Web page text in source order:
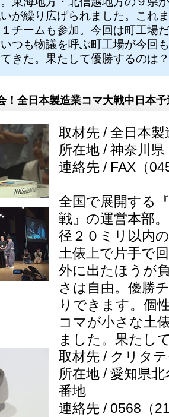
が繰り広げられました。これ
１チームも参加。今回は町工場
つも物議を呼ぶ町工場が今回
てきた。果たして優勝するのは？
！全日本製造業コマ大戦中日本
取材先 / 全日本
所在地 / 神奈川県
連絡先 / FAX（
全国で展開する
戦』の運営本部
径２０ミリ以内
土俵上で片手で
外に出たほうが
さは自由。優勝
りできます。個
コマが小さな土
ました。果たし
取材先 / クリタ
所在地 / 愛知県
番地
連絡先 / 0568（